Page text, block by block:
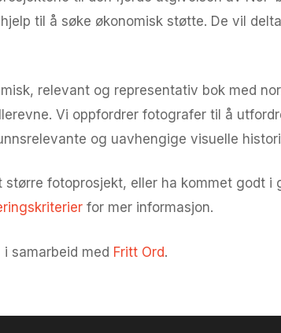
til å søke økonomisk støtte. De vil
relevant og representativ bok med
Vi oppfordrer fotografer til å
og uavhengige visuelle
fotoprosjekt, eller ha kommet godt
for mer informasjon.
samarbeid med Fritt Ord.